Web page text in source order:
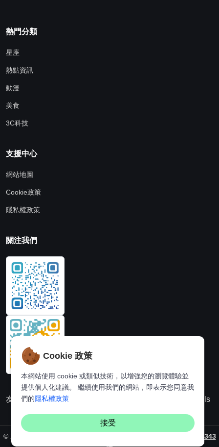
熱門分類
星座
熱點資訊
動漫
美食
3C科技
支援中心
網站地圖
Cookie政策
隱私權政策
關注我們
友情連結：動漫派 Hi,online tools
© 2026. All rights reserved by
粵ICP備2024231343
Cookie 政策
本網站使用 cookie 或類似技術，以增強您的瀏覽體驗並
提供個人化建議。 繼續使用我們的網站，即表示您同意我
們的隱私權政策
接受